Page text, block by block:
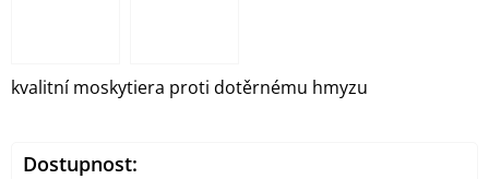
kvalitní moskytiera proti dotěrnému hmyzu
Dostupnost: